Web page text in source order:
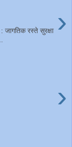
›
रस्ते सुरक्षा
›